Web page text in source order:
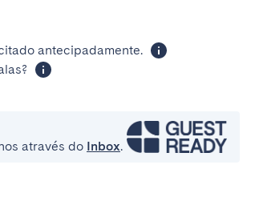
antecipadamente.
através do Inbox.